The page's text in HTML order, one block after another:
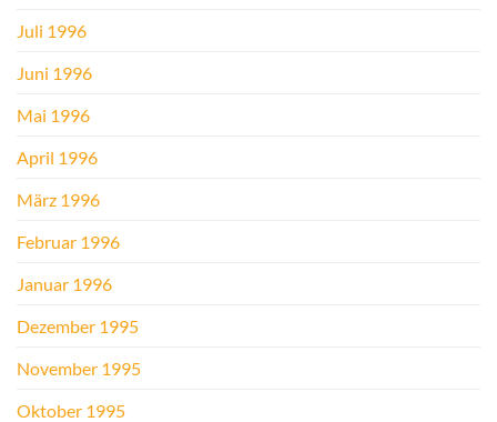
Juli 1996
Juni 1996
Mai 1996
April 1996
März 1996
Februar 1996
Januar 1996
Dezember 1995
November 1995
Oktober 1995